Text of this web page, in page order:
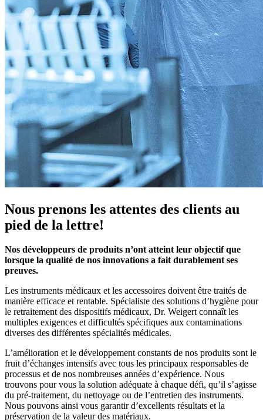
Nous prenons les attentes des clients au
pied de la lettre!
Nos développeurs de produits n’ont atteint leur objectif que
lorsque la qualité de nos innovations a fait durablement ses
preuves.
Les instruments médicaux et les accessoires doivent être traités de
manière efficace et rentable. Spécialiste des solutions d’hygiène pour
le retraitement des dispositifs médicaux, Dr. Weigert connaît les
multiples exigences et difficultés spécifiques aux contaminations
diverses des différentes spécialités médicales.
L’amélioration et le développement constants de nos produits sont le
fruit d’échanges intensifs avec tous les principaux responsables de
processus et de nos nombreuses années d’expérience. Nous
trouvons pour vous la solution adéquate à chaque défi, qu’il s’agisse
du pré-traitement, du nettoyage ou de l’entretien des instruments.
Nous pouvons ainsi vous garantir d’excellents résultats et la
préservation de la valeur des matériaux.